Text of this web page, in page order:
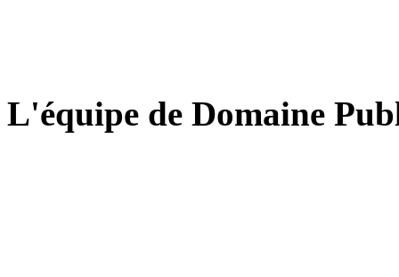
L'équipe de Domaine